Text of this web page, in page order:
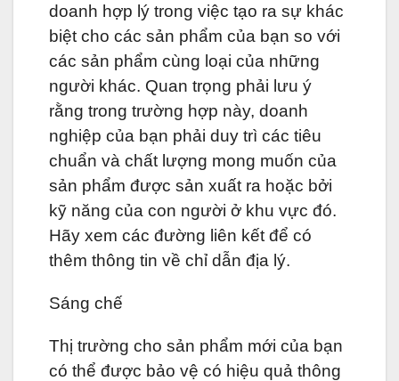
doanh hợp lý trong việc tạo ra sự khác
biệt cho các sản phẩm của bạn so với
các sản phẩm cùng loại của những
người khác. Quan trọng phải lưu ý
rằng trong trường hợp này, doanh
nghiệp của bạn phải duy trì các tiêu
chuẩn và chất lượng mong muốn của
sản phẩm được sản xuất ra hoặc bởi
kỹ năng của con người ở khu vực đó.
Hãy xem các đường liên kết để có
thêm thông tin về chỉ dẫn địa lý.
Sáng chế
Thị trường cho sản phẩm mới của bạn
có thể được bảo vệ có hiệu quả thông